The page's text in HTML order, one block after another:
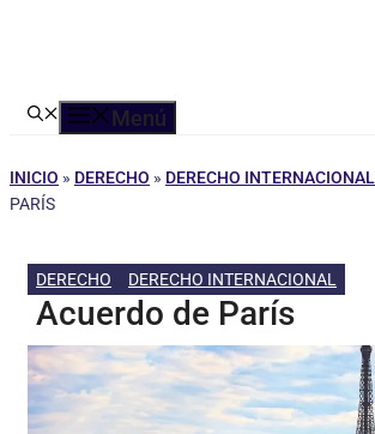
Menú
INICIO » DERECHO » DERECHO INTERNACIONAL
PARÍS
DERECHO DERECHO INTERNACIONAL
Acuerdo de París